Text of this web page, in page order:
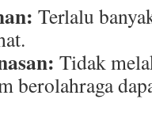
Terlalu
Tidak
berolahraga